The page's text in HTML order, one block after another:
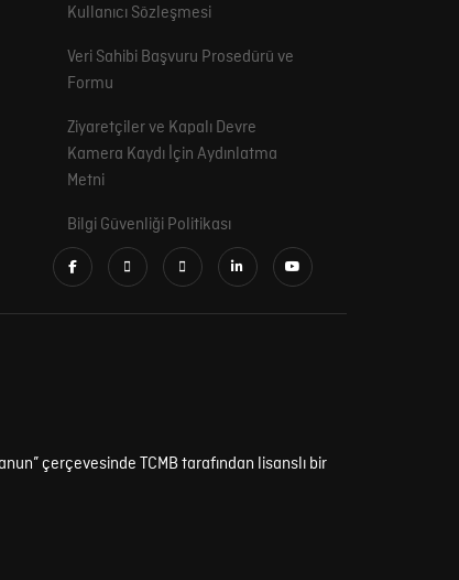
Kullanıcı Sözleşmesi
Veri Sahibi Başvuru Prosedürü ve
Formu
Ziyaretçiler ve Kapalı Devre
Kamera Kaydı İçin Aydınlatma
Metni
Bilgi Güvenliği Politikası
çerçevesinde TCMB tarafından lisanslı bir